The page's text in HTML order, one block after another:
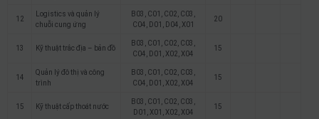
12
Logistics và quản lý
chuỗi cung ứng
B03, C01, C02, C03,
C04, D01, D04, X01
20
13 Kỹ thuật trắc địa – bản đồ
B03, C01, C02, C03,
C04, D01, X02, X04
15
14
Quản lý đô thị và công
trình
B03, C01, C02, C03,
C04, D01, X02, X04
15
15 Kỹ thuật cấp thoát nước
B03, C01, C02, C03,
D01, X01, X02, X04
15